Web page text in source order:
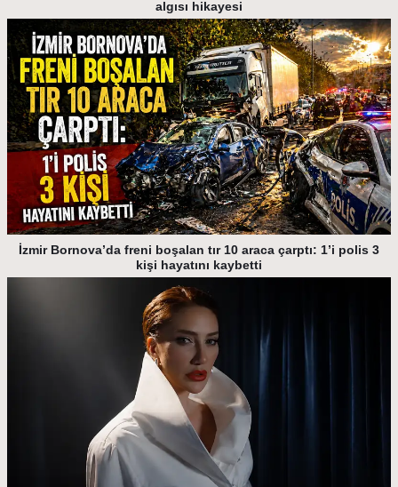
algısı hikayesi
İzmir Bornova’da freni boşalan tır 10 araca çarptı: 1’i polis 3
kişi hayatını kaybetti